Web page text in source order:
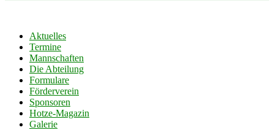
Aktuelles
Termine
Mannschaften
Die Abteilung
Formulare
Förderverein
Sponsoren
Hotze-Magazin
Galerie